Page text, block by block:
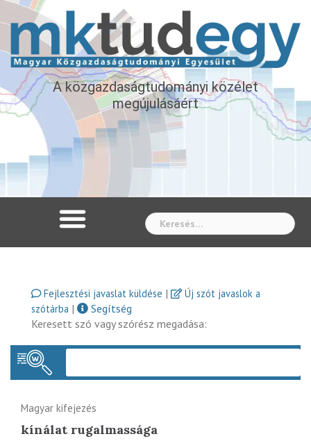
A közgazdaságtudományi közélet
megújulásáért
Fejlesztési javaslat küldése |
Új szót javaslok a
szótárba |
Segítség
Keresett szó vagy szórész megadása:
Magyar kifejezés
kínálat rugalmassága